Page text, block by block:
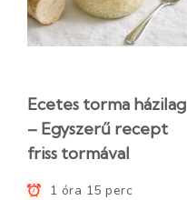
Ecetes torma házilag
– Egyszerű recept
friss tormával
1 óra 15 perc